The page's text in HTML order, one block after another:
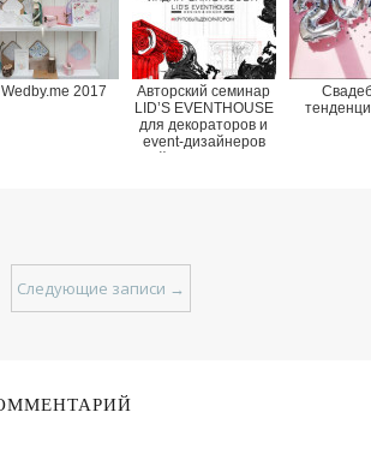
2017
Авторский семинар
LID’S EVENTHOUSE
для декораторов и
event-дизайнеров
Следующие записи →